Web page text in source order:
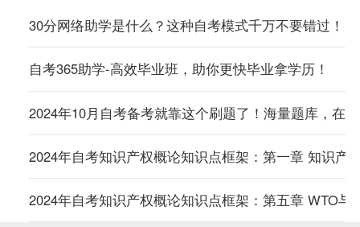
30分网络助学是什么？这种自考模式千万不要错过！
自考365助学-高效毕业班，助你更快毕业拿学历！
2024年10月自考备考就靠这个刷题了！海量题库，在
2024年自考知识产权概论知识点框架：第一章 知识产
2024年自考知识产权概论知识点框架：第五章 WTO与